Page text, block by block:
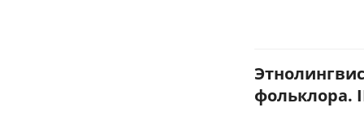
фольклора.